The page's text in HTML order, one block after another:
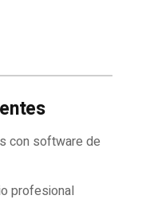
con software de
profesional